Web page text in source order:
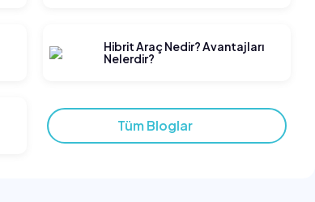
Hibrit Araç Nedir? Avantajları
Nelerdir?
Tüm Bloglar